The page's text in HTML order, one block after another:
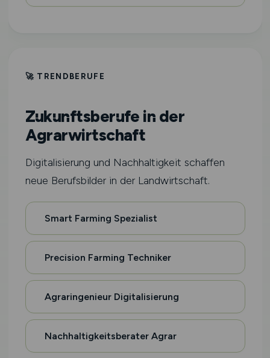
🚀 TRENDBERUFE
Zukunftsberufe in der
Agrarwirtschaft
Digitalisierung und Nachhaltigkeit schaffen
neue Berufsbilder in der Landwirtschaft.
Smart Farming Spezialist
Precision Farming Techniker
Agraringenieur Digitalisierung
Nachhaltigkeitsberater Agrar